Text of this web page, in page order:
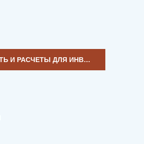
УЗНАТЬ ТОЧНУЮ СТОИМОСТЬ И РАСЧЕТЫ ДЛЯ ИНВЕСТИЦИЙ